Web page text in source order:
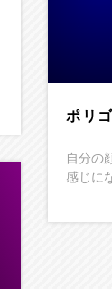
ポリ
自分の
感じに